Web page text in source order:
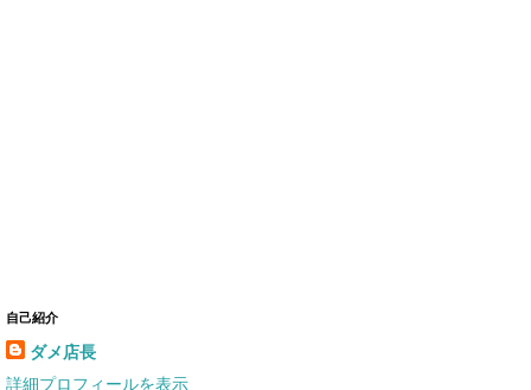
自己紹介
ダメ店長
詳細プロフィールを表示